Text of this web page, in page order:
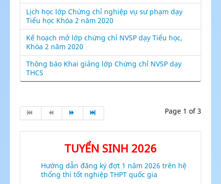
Lịch học lớp Chứng chỉ nghiệp vụ sư phạm dạy
Tiểu học Khóa 2 năm 2020
Kế hoạch mở lớp chứng chỉ NVSP dạy Tiểu học,
Khóa 2 năm 2020
Thông báo Khai giảng lớp Chứng chỉ NVSP dạy
THCS
Page 1 of 3
TUYỂN SINH 2026
Hướng dẫn đăng ký đợt 1 năm 2026 trên hệ
thống thi tốt nghiệp THPT quốc gia